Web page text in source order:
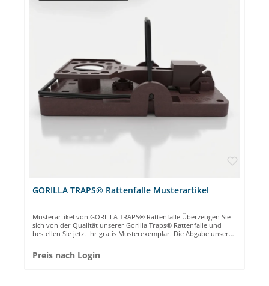
GORILLA TRAPS® Rattenfalle Musterartikel
Musterartikel von GORILLA TRAPS® Rattenfalle Überzeugen Sie
sich von der Qualität unserer Gorilla Traps® Rattenfalle und
bestellen Sie jetzt Ihr gratis Musterexemplar. Die Abgabe unserer
Preis nach Login